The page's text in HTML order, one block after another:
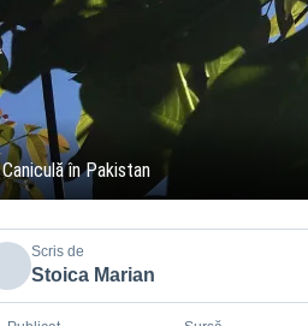
Caniculă în Pakistan
Scris de
Stoica Marian